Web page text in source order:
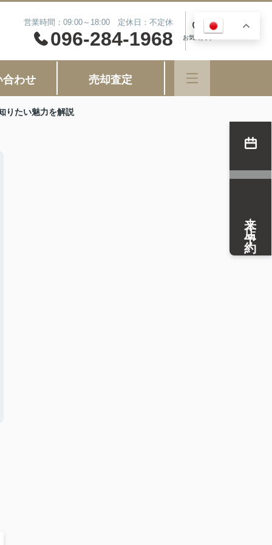
営業時間：09:00～18:00 定休日：不定休
096-284-1968 お気に入り
合わせ 売却査定
りたい魅力を解説
来店予約